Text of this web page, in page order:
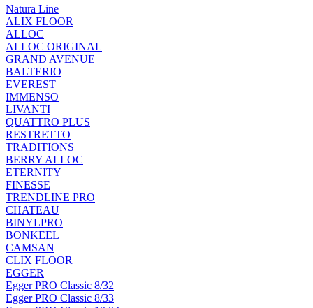
Natura Line
ALIX FLOOR
ALLOC
ALLOC ORIGINAL
GRAND AVENUE
BALTERIO
EVEREST
IMMENSO
LIVANTI
QUATTRO PLUS
RESTRETTO
TRADITIONS
BERRY ALLOC
ETERNITY
FINESSE
TRENDLINE PRO
CHATEAU
BINYLPRO
BONKEEL
CAMSAN
CLIX FLOOR
EGGER
Egger PRO Classic 8/32
Egger PRO Classic 8/33